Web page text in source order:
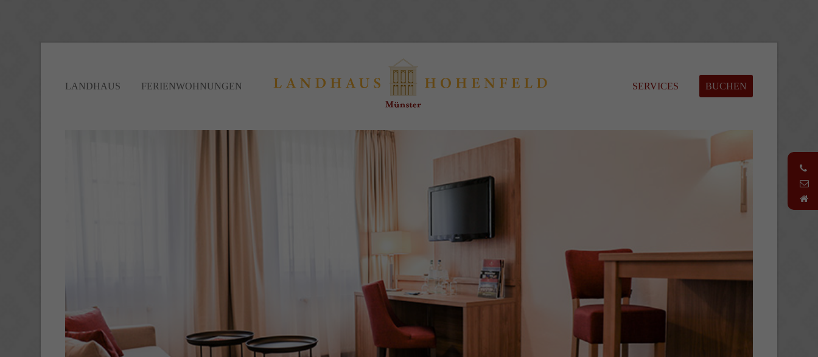
24h
376-293 City Road, Suite 600
Have any questions?
+44 1234 567 890
Drop us a line
info@yourdomain.com
consectetuer adipiscing elit.
penatibus et magnis dis parturient
LANDHAUS FERIENWOHNUNGEN SERVICES BUCHEN